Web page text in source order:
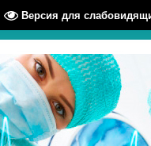
Версия для